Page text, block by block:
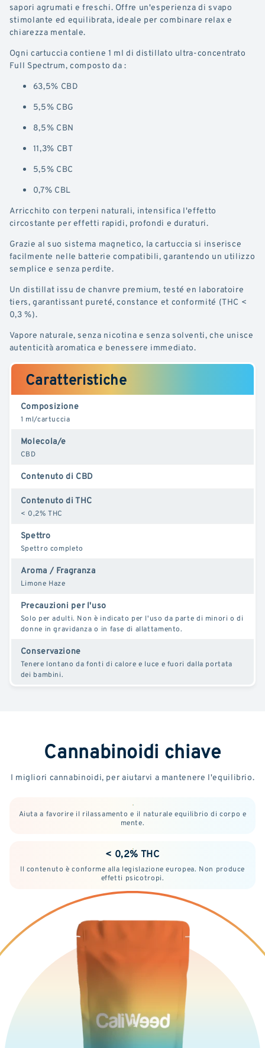
sapori agrumati e freschi. Offre un'esperienza di svapo
stimolante ed equilibrata, ideale per combinare relax e
chiarezza mentale.
Ogni cartuccia contiene 1 ml di distillato ultra-concentrato
Full Spectrum, composto da :
63,5% CBD
5,5% CBG
8,5% CBN
11,3% CBT
5,5% CBC
0,7% CBL
Arricchito con terpeni naturali, intensifica l'effetto
circostante per effetti rapidi, profondi e duraturi.
Grazie al suo sistema magnetico, la cartuccia si inserisce
facilmente nelle batterie compatibili, garantendo un utilizzo
semplice e senza perdite.
Un distillat issu de chanvre premium, testé en laboratoire
tiers, garantissant pureté, constance et conformité (THC <
0,3 %).
Vapore naturale, senza nicotina e senza solventi, che unisce
autenticità aromatica e benessere immediato.
Caratteristiche
Composizione
1 ml/cartuccia
Molecola/e
CBD
Contenuto di CBD
Contenuto di THC
< 0,2% THC
Spettro
Spettro completo
Aroma / Fragranza
Limone Haze
Precauzioni per l'uso
Solo per adulti. Non è indicato per l'uso da parte di minori o di
donne in gravidanza o in fase di allattamento.
Conservazione
Tenere lontano da fonti di calore e luce e fuori dalla portata
dei bambini.
Cannabinoidi chiave
I migliori cannabinoidi, per aiutarvi a mantenere l'equilibrio.
Aiuta a favorire il rilassamento e il naturale equilibrio di corpo e
mente.
< 0,2% THC
Il contenuto è conforme alla legislazione europea. Non produce
effetti psicotropi.